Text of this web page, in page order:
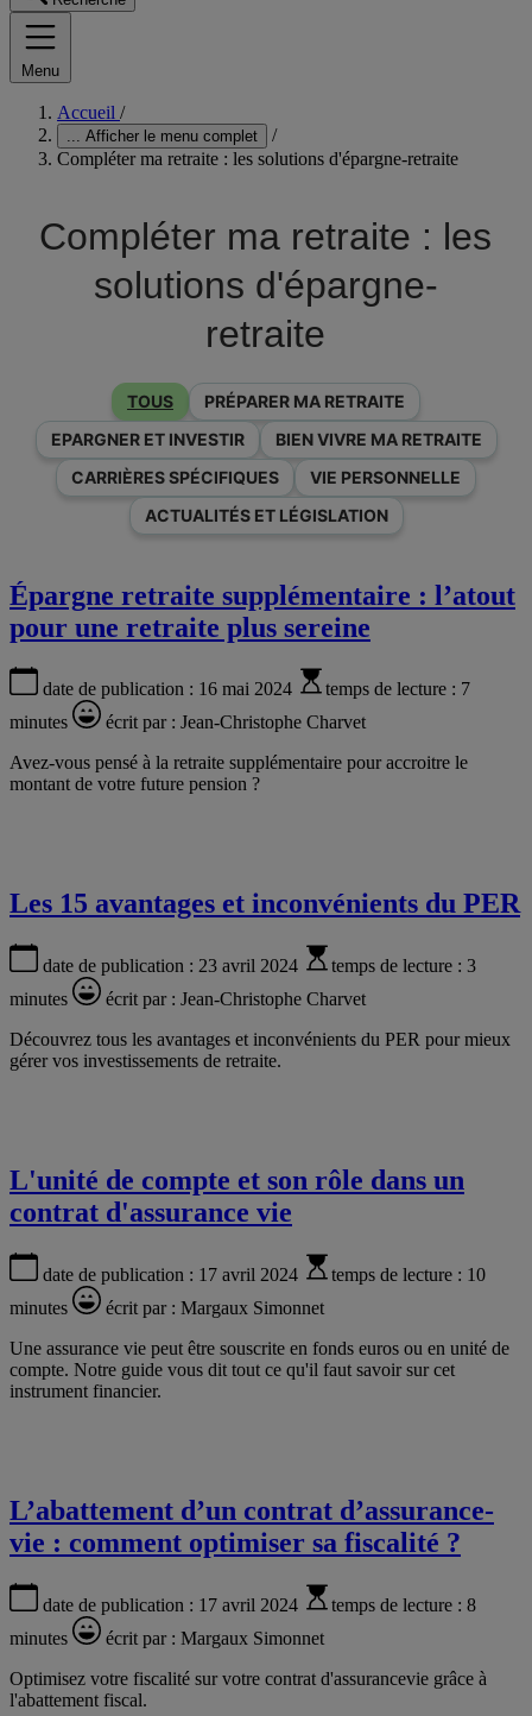
Menu
Accueil /
Afficher le menu complet
/
Compléter ma retraite : les solutions d'épargne-retraite
Compléter ma retraite : les
solutions d'épargne-
retraite
TOUS
PRÉPARER MA RETRAITE
EPARGNER ET INVESTIR
BIEN VIVRE MA RETRAITE
CARRIÈRES SPÉCIFIQUES
VIE PERSONNELLE
ACTUALITÉS ET LÉGISLATION
Épargne retraite supplémentaire : l’atout
pour une retraite plus sereine
date de publication : 16 mai 2024 temps de lecture : 7
minutes
écrit par : Jean-Christophe Charvet
Avez-vous pensé à la retraite supplémentaire pour accroitre le
montant de votre future pension ?
Les 15 avantages et inconvénients du PER
date de publication : 23 avril 2024 temps de lecture : 3
minutes
écrit par : Jean-Christophe Charvet
Découvrez tous les avantages et inconvénients du PER pour mieux
gérer vos investissements de retraite.
L'unité de compte et son rôle dans un
contrat d'assurance vie
date de publication : 17 avril 2024 temps de lecture : 10
minutes
écrit par : Margaux Simonnet
Une assurance vie peut être souscrite en fonds euros ou en unité de
compte. Notre guide vous dit tout ce qu'il faut savoir sur cet
instrument financier.
L’abattement d’un contrat d’assurance-
vie : comment optimiser sa fiscalité ?
date de publication : 17 avril 2024 temps de lecture : 8
minutes
écrit par : Margaux Simonnet
Optimisez votre fiscalité sur votre contrat d'assurancevie grâce à
l'abattement fiscal.